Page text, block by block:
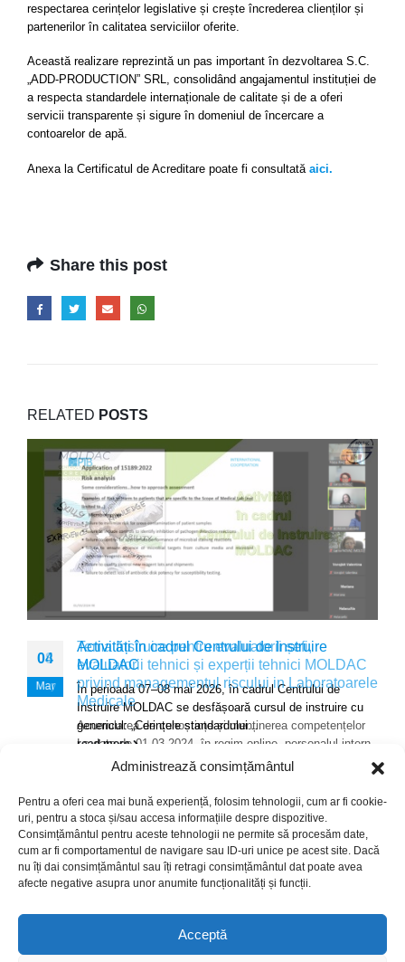
Administrează consimțământul
Pentru a oferi cea mai bună experiență, folosim tehnologii, cum ar fi cookie-
uri, pentru a stoca și/sau accesa informațiile despre dispozitive.
Consimțământul pentru aceste tehnologii ne permite să procesăm date,
cum ar fi comportamentul de navigare sau ID-uri unice pe acest site. Dacă
nu îți dai consimțământul sau îți retragi consimțământul dat poate avea
afecte negative asupra unor anumite funcționalități și funcții.
Acceptă
respectarea cerințelor legislative și crește încrederea clienților și
partenerilor în calitatea serviciilor oferite.
Această realizare reprezintă un pas important în dezvoltarea S.C.
„ADD-PRODUCTION” SRL, consolidând angajamentul instituției de
a respecta standardele internaționale de calitate și de a oferi
servicii transparente și sigure în domeniul de încercare a
contoarelor de apă.
Anexa la Certificatul de Acreditare poate fi consultată aici.
Share this post
RELATED POSTS
04
Mar
Tema Instruire pentru evaluatorii șefi,
evaluatorii tehnici și experții tehnici MOLDAC
privind managementul riscului in Laboratoarele
Medicale
Acumularea de cunoștințe și menținerea competențelor
La data de 01.03.2024, în regim online, personalul intern
și extern MOLDAC, ce deține...
08
May
Activități în cadrul Centrului de Instruire
MOLDAC
În perioada 07–08 mai 2026, în cadrul Centrului de
Instruire MOLDAC se desfășoară cursul de instruire cu
genericul: „Cerințele standardului...
read more
© Copyright 2024. Crafted with ♥ by
European Union. Its contents is the sole responsibility of